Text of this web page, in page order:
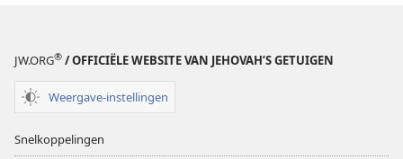
JW.ORG® / OFFICIËLE WEBSITE VAN JEHOVAH’S GETUIGEN
Weergave-instellingen
Snelkoppelingen